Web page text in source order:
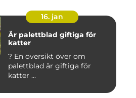
16. jan
Är palettblad giftiga för
katter
? En översikt över om
palettblad är giftiga för
katter ...